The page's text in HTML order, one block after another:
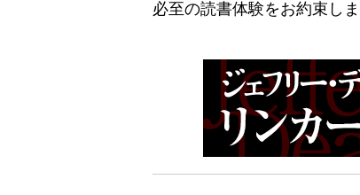
必至の読書体験をお約束しま